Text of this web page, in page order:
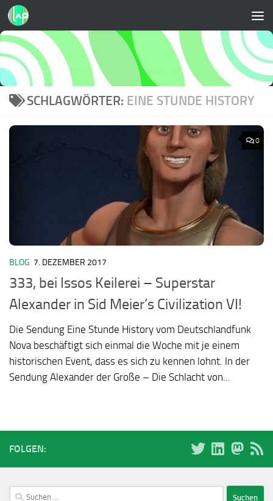
Zum Inhalt springen
SCHLAGWÖRTER: EINE STUNDE HISTORY
0
BLOG 7. DEZEMBER 2017
333, bei Issos Keilerei – Superstar
Alexander in Sid Meier’s Civilization VI!
Die Sendung Eine Stunde History vom Deutschlandfunk
Nova beschäftigt sich einmal die Woche mit je einem
historischen Event, dass es sich zu kennen lohnt. In der
Sendung Alexander der Große – Die Schlacht von...
FOLGEN:
Suchen